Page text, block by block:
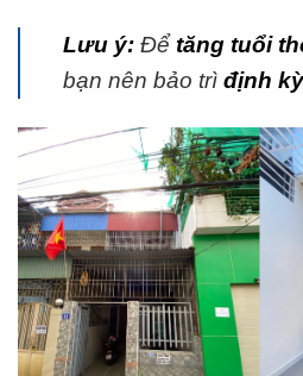
Lưu ý: Để tăng tuổi
bạn nên bảo trì định